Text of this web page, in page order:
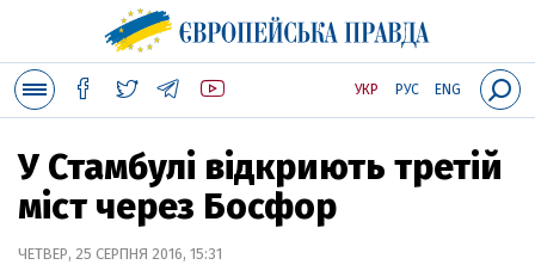
УКР РУС ENG
У Стамбулі відкриють третій
міст через Босфор
ЧЕТВЕР, 25 СЕРПНЯ 2016, 15:31